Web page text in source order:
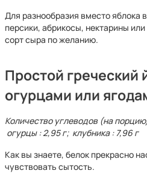
Для разнообразия вместо яблока
персики, абрикосы, нектарины
сорт сыра по желанию.
Простой греческий
огурцами или
Количество углеводов (на
огурцы : 2,95 г; клубника : 7,96 г
Как вы знаете, белок прекрасно
чувствовать сытость.